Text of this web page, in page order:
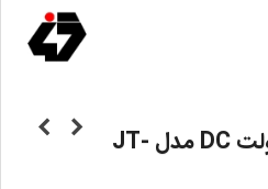
موتور پمپ آب 12-6 ولت DC مدل JT-